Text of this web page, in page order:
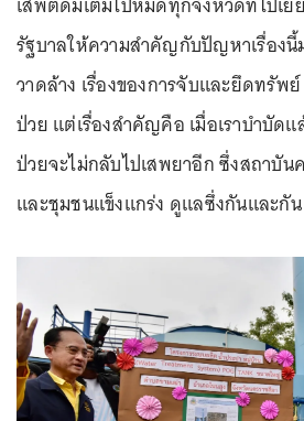
รัฐบาลให้ความสำคัญกับปัญหาเรื่องนี้
วาดล้าง เรื่องของการจับและยึดทรัพ
ป่วย แต่เรื่องสำคัญคือ เมื่อเราบำบัด
ป่วยจะไม่กลับไปเสพยาอีก ซึ่งสถาบัน
และชุมชนแข็งแกร่ง ดูแลซึ่งกันและกั